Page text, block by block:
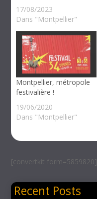
17/08/2023
Dans "Montpellier"
Montpellier, métropole
festivalière !
19/06/2020
Dans "Montpellier"
[convertkit form=5859820]
Recent Posts